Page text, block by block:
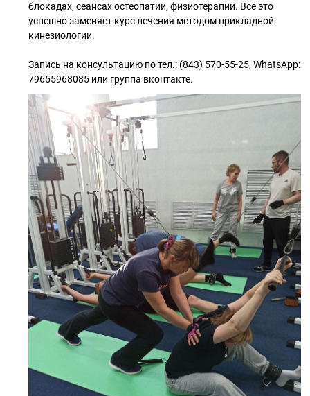
блокадах, сеансах остеопатии, физиотерапии. Всё это
успешно заменяет курс лечения методом прикладной
кинезиологии.
Запись на консультацию по тел.: (843) 570-55-25, WhatsApp:
79655968085 или группа вконтакте.